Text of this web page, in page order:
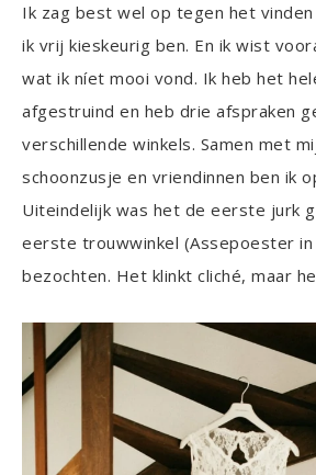
Ik zag best wel op tegen het
ik vrij kieskeurig ben. En ik wist
wat ik níet mooi vond. Ik heb het
afgestruind en heb drie afspraken
verschillende winkels. Samen met
schoonzusje en vriendinnen ben ik
Uiteindelijk was het de eerste jurk
eerste trouwwinkel (Assepoester in
bezochten. Het klinkt cliché, maar